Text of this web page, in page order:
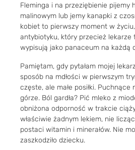
Fleminga i na przeziębienie pijemy
malinowym lub jemy kanapki z
kobiet to pierwszy moment w
antybiotyku, który przecież lekarze
wypisują jako panaceum na każdą
Pamiętam, gdy pytałam mojej
sposób na mdłości w pierwszym
częste, ale małe posiłki. Puchnące
górze. Ból gardła? Pić mleko z
obniżona odporność w trakcie
właściwie żadnym lekiem, nie
postaci witamin i minerałów. Nie
zaszkodziło dziecku.